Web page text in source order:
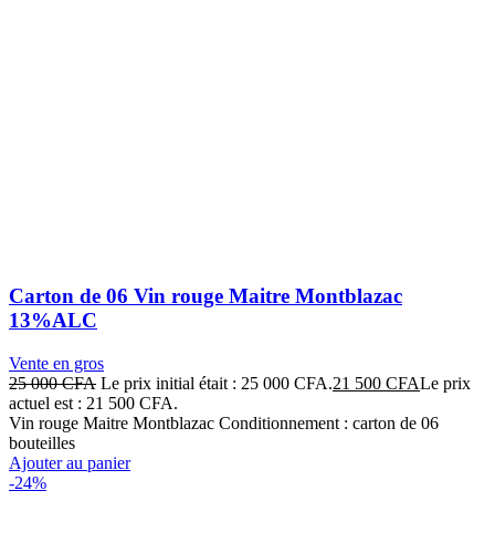
Carton de 06 Vin rouge Maitre Montblazac
13%ALC
Vente en gros
25 000CFA Le prix initial était : 25 000 CFA.21 500 CFALe prix
actuel est : 21 500 CFA.
Vin rouge Maitre Montblazac Conditionnement : carton de 06
bouteilles
Ajouter au panier
-24%